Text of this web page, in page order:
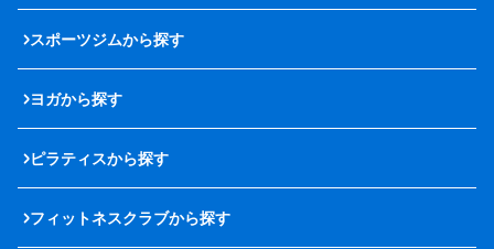
スポーツジムから探す
ヨガから探す
ピラティスから探す
フィットネスクラブから探す